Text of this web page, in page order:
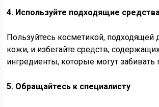
4. Используйте подходящие
Пользуйтесь косметикой, подходящей
кожи, и избегайте средств,
ингредиенты, которые могут забивать
5. Обращайтесь к специалисту